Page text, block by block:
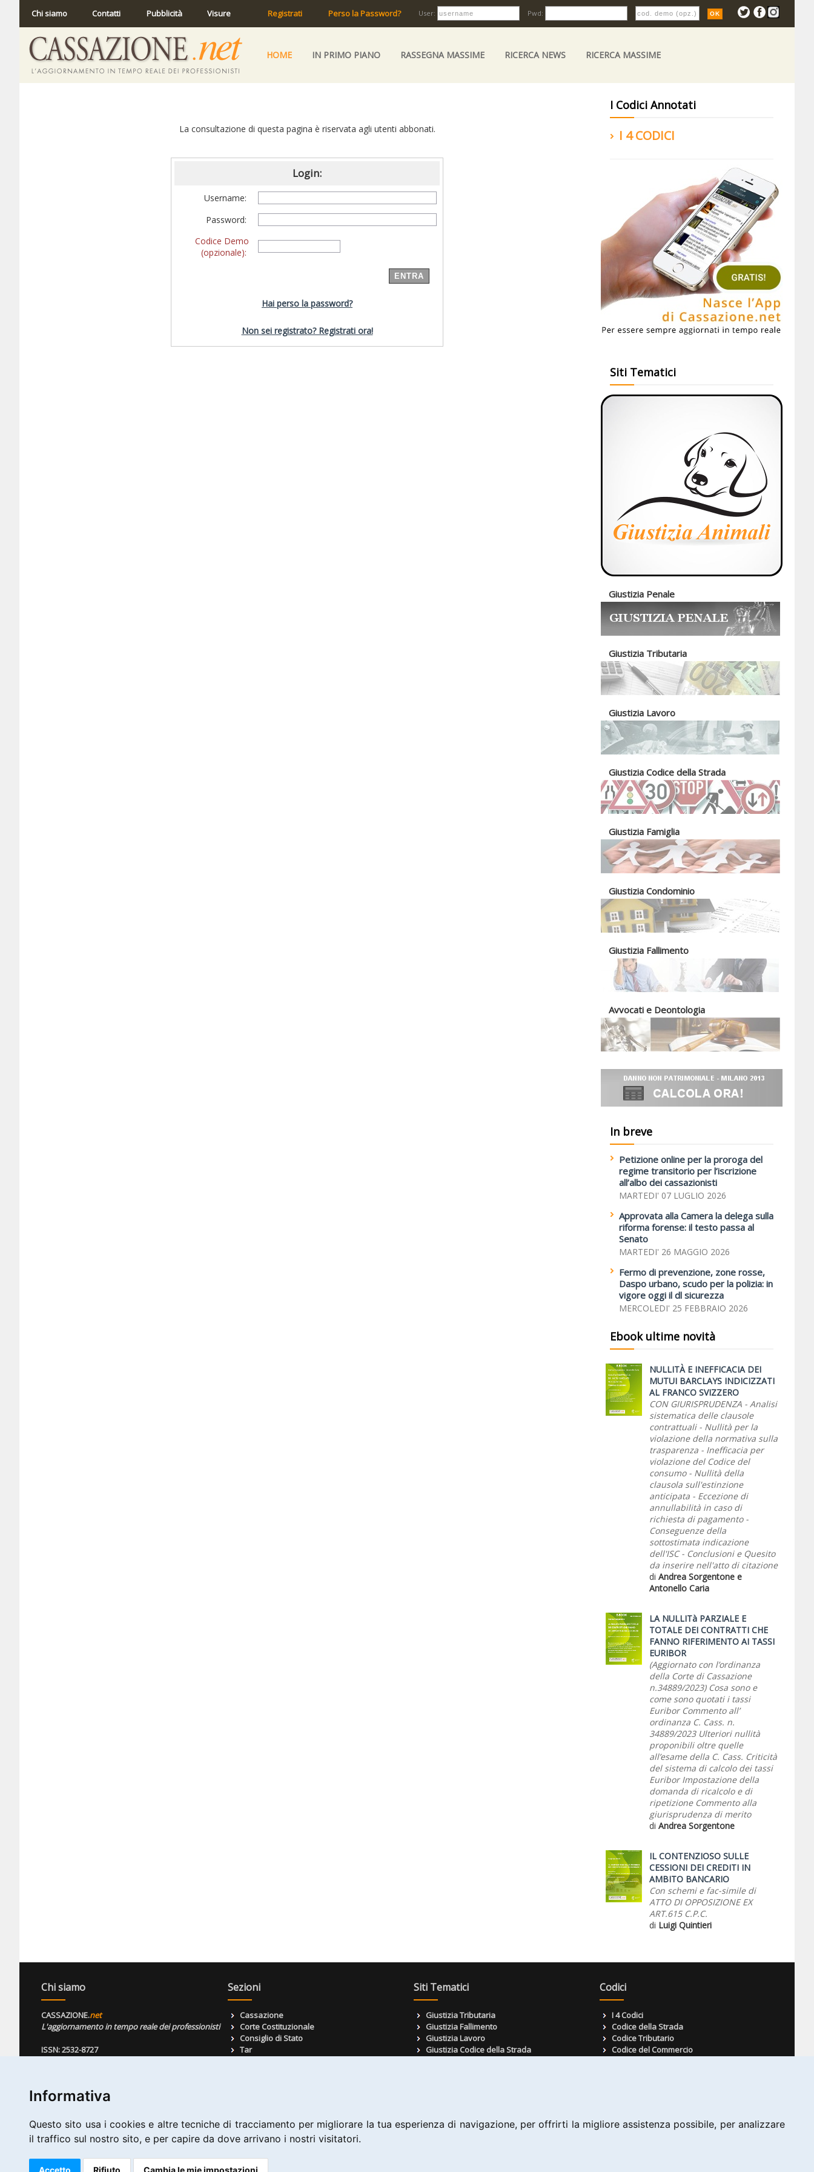
Informativa
Questo sito usa i cookies e altre tecniche di tracciamento per migliorare la tua esperienza di navigazione, per offrirti la migliore assistenza possibile, per analizzare
il traffico sul nostro sito, e per capire da dove arrivano i nostri visitatori.
Accetto Rifiuto Cambia le mie impostazioni
Chi siamo Contatti Pubblicità Visure Registrati Perso la Password? User: Pwd:
HOME IN PRIMO PIANO RASSEGNA MASSIME RICERCA NEWS RICERCA MASSIME
La consultazione di questa pagina è riservata agli utenti abbonati.
Login:
Username:
Password:
Codice Demo
(opzionale):
Hai perso la password?
Non sei registrato? Registrati ora!
I Codici Annotati
I 4 CODICI
Siti Tematici
Giustizia Penale
Giustizia Tributaria
Giustizia Lavoro
Giustizia Codice della Strada
Giustizia Famiglia
Giustizia Condominio
Giustizia Fallimento
Avvocati e Deontologia
In breve
Petizione online per la proroga del
regime transitorio per l’iscrizione
all’albo dei cassazionisti
MARTEDI' 07 LUGLIO 2026
Approvata alla Camera la delega sulla
riforma forense: il testo passa al
Senato
MARTEDI' 26 MAGGIO 2026
Fermo di prevenzione, zone rosse,
Daspo urbano, scudo per la polizia: in
vigore oggi il dl sicurezza
MERCOLEDI' 25 FEBBRAIO 2026
Ebook ultime novità
NULLITÀ E INEFFICACIA DEI
MUTUI BARCLAYS INDICIZZATI
AL FRANCO SVIZZERO
CON GIURISPRUDENZA - Analisi
sistematica delle clausole
contrattuali - Nullità per la
violazione della normativa sulla
trasparenza - Inefficacia per
violazione del Codice del
consumo - Nullità della
clausola sull'estinzione
anticipata - Eccezione di
annullabilità in caso di
richiesta di pagamento -
Conseguenze della
sottostimata indicazione
dell'ISC - Conclusioni e Quesito
da inserire nell'atto di citazione
di Andrea Sorgentone e
Antonello Caria
LA NULLITà PARZIALE E
TOTALE DEI CONTRATTI CHE
FANNO RIFERIMENTO AI TASSI
EURIBOR
(Aggiornato con l’ordinanza
della Corte di Cassazione
n.34889/2023) Cosa sono e
come sono quotati i tassi
Euribor Commento all’
ordinanza C. Cass. n.
34889/2023 Ulteriori nullità
proponibili oltre quelle
all’esame della C. Cass. Criticità
del sistema di calcolo dei tassi
Euribor Impostazione della
domanda di ricalcolo e di
ripetizione Commento alla
giurisprudenza di merito
di Andrea Sorgentone
IL CONTENZIOSO SULLE
CESSIONI DEI CREDITI IN
AMBITO BANCARIO
Con schemi e fac-simile di
ATTO DI OPPOSIZIONE EX
ART.615 C.P.C.
di Luigi Quintieri
Chi siamo
CASSAZIONE.net
L'aggiornamento in tempo reale dei professionisti
ISSN: 2532-8727
Informativa sull'uso dei cookie
Informativa sulla privacy
Informativa Assistente AI
Sezioni
Cassazione
Corte Costituzionale
Consiglio di Stato
Tar
Il Parere dell'Esperto
Le FAQ dei Professionisti
In breve
Siti Tematici
Giustizia Tributaria
Giustizia Fallimento
Giustizia Lavoro
Giustizia Codice della Strada
Codici
I 4 Codici
Codice della Strada
Codice Tributario
Codice del Commercio